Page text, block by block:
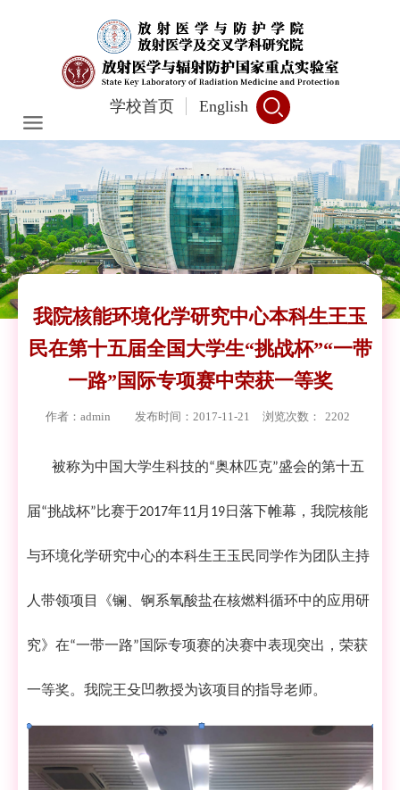
学校首页 English
我院核能环境化学研究中心本科生王玉
民在第十五届全国大学生“挑战杯”“一带
一路”国际专项赛中荣获一等奖
作者：admin 发布时间：2017-11-21 浏览次数： 2202
被称为中国大学生科技的“奥林匹克”盛会的第十五
届“挑战杯”比赛于2017年11月 19日落下帷幕，我院核能
与环境化学研究中心的本科生王玉民同学作为团队主持
人带领项目《镧、锕系氧酸盐在核燃料循环中的应用研
究》在“一带一路”国际专项赛的决赛中表现突出，荣获
一等奖。我院王殳凹教授为该项目的指导老师。